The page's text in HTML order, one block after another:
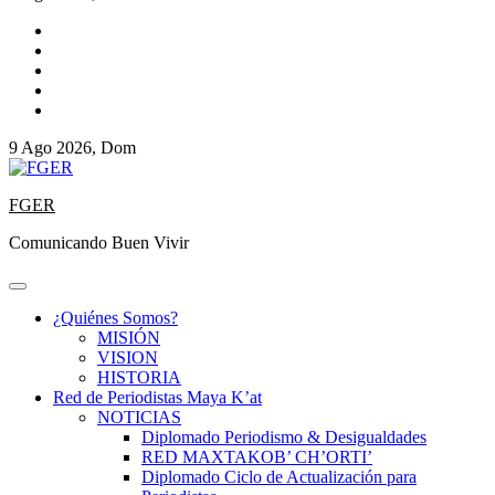
9 Ago 2026, Dom
FGER
Comunicando Buen Vivir
¿Quiénes Somos?
MISIÓN
VISION
HISTORIA
Red de Periodistas Maya K’at
NOTICIAS
Diplomado Periodismo & Desigualdades
RED MAXTAKOB’ CH’ORTI’
Diplomado Ciclo de Actualización para